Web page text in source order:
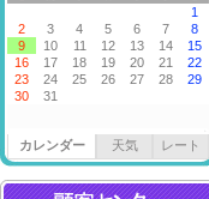
カレンダー 天気 レート